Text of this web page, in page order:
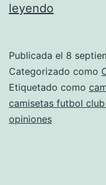
leyendo
barata
Publicada el 8
Categorizado como
Etiquetado como
camisetas futbol
opiniones